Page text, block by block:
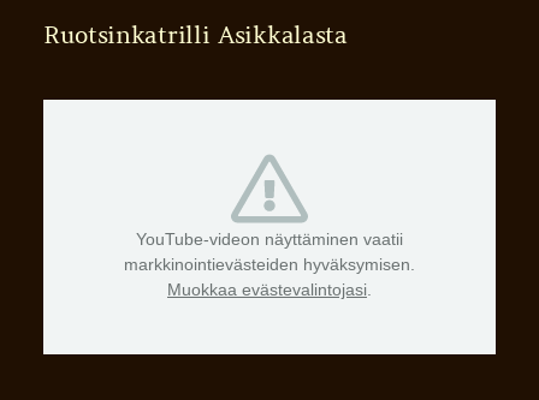
Ruotsinkatrilli Asikkalasta
YouTube-videon näyttäminen vaatii
markkinointievästeiden hyväksymisen.
Muokkaa evästevalintojasi.